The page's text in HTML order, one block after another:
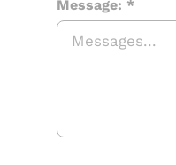
Message: *